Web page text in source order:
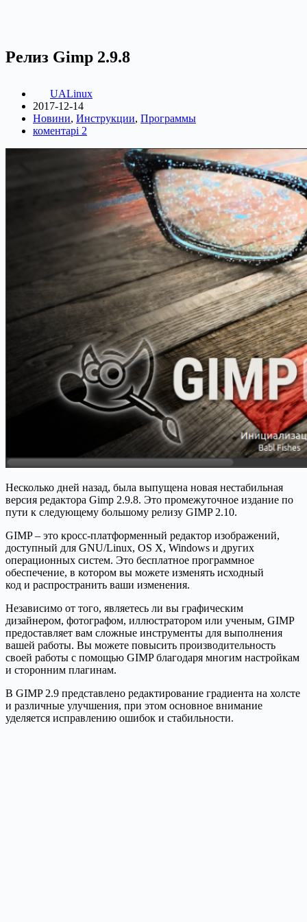
Релиз Gimp 2.9.8
UALinux
2017-12-14
Новини, Инструкции, Программы
коментарі 2
Несколько дней назад, была выпущена новая нестабильная
версия редактора Gimp 2.9.8. Это промежуточное издание по
пути к следующему большому релизу GIMP 2.10.
GIMP – это кросс-платформенный редактор изображений,
доступный для GNU/Linux, OS X, Windows и других
операционных систем. Это бесплатное программное
обеспечение, в котором вы можете изменять исходный
код и распространить ваши изменения.
Независимо от того, являетесь ли вы графическим
дизайнером, фотографом, иллюстратором или ученым, GIMP
предоставляет вам сложные инструменты для выполнения
вашей работы. Вы можете повысить производительность
своей работы с помощью GIMP благодаря многим настройкам
и сторонним плагинам.
В GIMP 2.9 представлено редактирование градиента на холсте
и различные улучшения, при этом основное внимание
уделяется исправлению ошибок и стабильности.